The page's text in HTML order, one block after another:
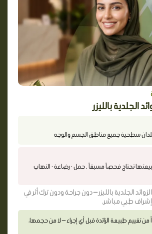
الجلدية بالليزر
خلدان سطحية جميع مناطق الجسم والوجه
تحتاج فحصاً مسبقاً . حمل · رضاعة · التهاب
الجلدية بالليزر — دون جراحة ودون ترك أثر في
طبي مباشر.
من تقييم طبيعة الزائدة قبل أي إجراء — لا من حجمها،